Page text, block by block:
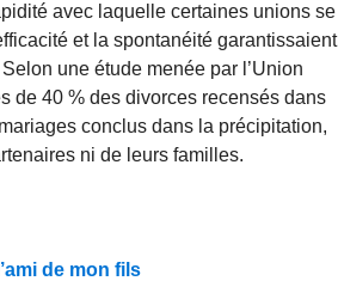
avec laquelle certaines unions se
et la spontanéité garantissaient
une étude menée par l’Union
de 40 % des divorces recensés dans
conclus dans la précipitation,
ni de leurs familles.
de mon fils